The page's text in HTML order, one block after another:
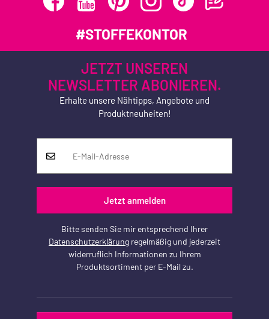
#STOFFEKONTOR
JETZT UNSEREN
NEWSLETTER ABONIEREN.
Erhalte unsere Nähtipps, Angebote und
Produktneuheiten!
Jetzt anmelden
Bitte senden Sie mir entsprechend Ihrer
Datenschutzerklärung regelmäßig und jederzeit
widerruflich Informationen zu Ihrem
Produktsortiment per E-Mail zu.